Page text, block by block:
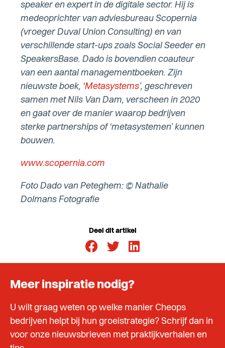
speaker en expert in de digitale sector. Hij is
medeoprichter van adviesbureau Scopernia
(vroeger Duval Union Consulting) en van
verschillende start-ups zoals Social Seeder en
SpeakersBase. Dado is bovendien coauteur
van een aantal managementboeken. Zijn
nieuwste boek, ‘Metasystems’, geschreven
samen met Nils Van Dam, verscheen in 2020
en gaat over de manier waarop bedrijven
sterke partnerships of ‘metasystemen’ kunnen
bouwen.
www.scopernia.com
Foto Dado van Peteghem: © Nathalie
Dolmans Fotografie
Deel dit artikel
Meer inspiratie nodig?
U wilt graag weten op welke manier Cheops
bedrijven helpt bij hun groeistrategie? Schrijf dan in
voor onze nieuwsbrieven met praktijkverhalen en